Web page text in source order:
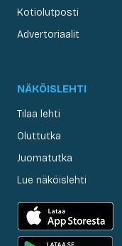
Kotiolutposti
Advertoriaalit
NÄKÖISLEHTI
Tilaa lehti
Oluttutka
Juomatutka
Lue näköislehti